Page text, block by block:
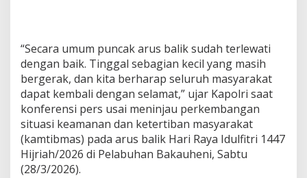
“Secara umum puncak arus balik sudah terlewati
dengan baik. Tinggal sebagian kecil yang masih
bergerak, dan kita berharap seluruh masyarakat
dapat kembali dengan selamat,” ujar Kapolri saat
konferensi pers usai meninjau perkembangan
situasi keamanan dan ketertiban masyarakat
(kamtibmas) pada arus balik Hari Raya Idulfitri 1447
Hijriah/2026 di Pelabuhan Bakauheni, Sabtu
(28/3/2026).